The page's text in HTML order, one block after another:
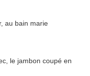
au bain marie
le jambon coupé en